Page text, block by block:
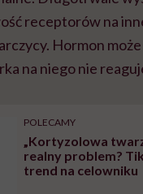
receptorów na
Hormon
na niego nie
POLECAMY
„Kortyzolowa
realny problem?
trend na celowniku